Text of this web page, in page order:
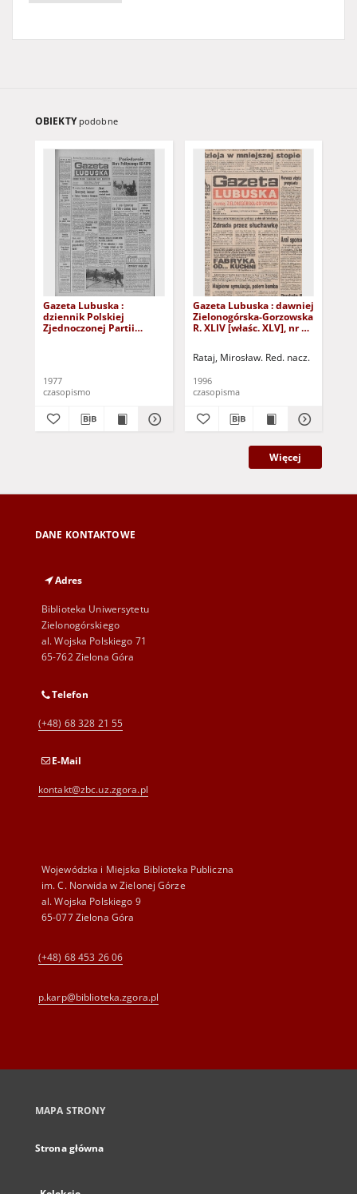
OBIEKTY podobne
Gazeta Lubuska :
dziennik Polskiej
Zjednoczonej Partii
1977
czasopismo
Gazeta Lubuska : dawniej
Zielonogórska-Gorzowska
R. XLIV [właśc. XLV], nr 52
Rataj, Mirosław. Red. nacz.
1996
czasopisma
Więcej
DANE KONTAKTOWE
Adres
Biblioteka Uniwersytetu
Zielonogórskiego
al. Wojska Polskiego 71
65-762 Zielona Góra
Telefon
(+48) 68 328 21 55
E-Mail
kontakt@zbc.uz.zgora.pl
Wojewódzka i Miejska Biblioteka Publiczna
im. C. Norwida w Zielonej Górze
al. Wojska Polskiego 9
65-077 Zielona Góra
(+48) 68 453 26 06
p.karp@biblioteka.zgora.pl
MAPA STRONY
Strona główna